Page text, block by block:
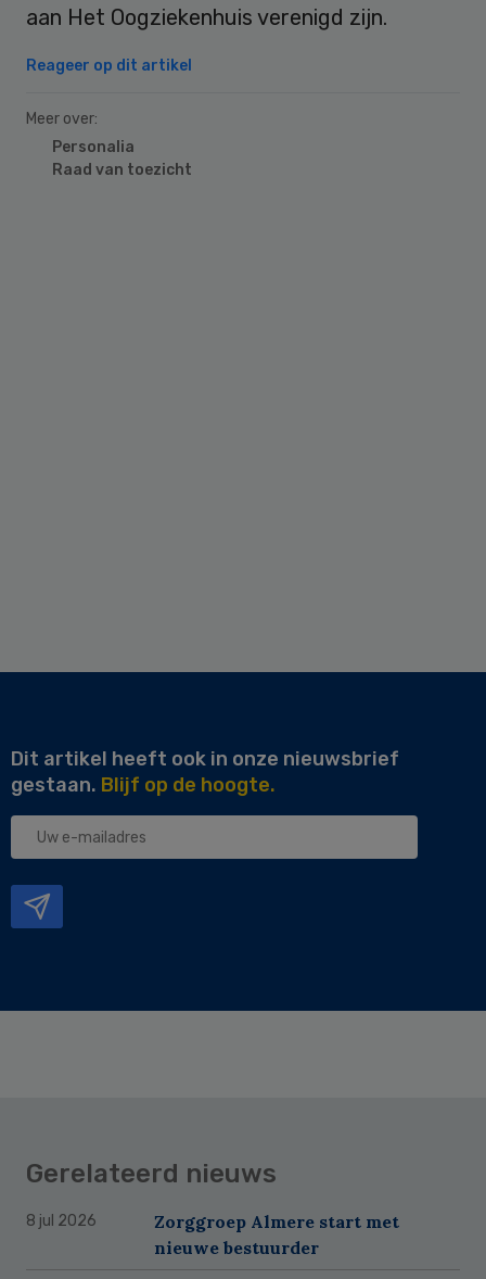
aan Het Oogziekenhuis verenigd zijn.
Reageer op dit artikel
Meer over:
Personalia
Raad van toezicht
Dit artikel heeft ook in onze nieuwsbrief
gestaan. Blijf op de hoogte.
Uw
Gerelateerd nieuws
8 jul 2026
Zorggroep Almere start met
nieuwe bestuurder